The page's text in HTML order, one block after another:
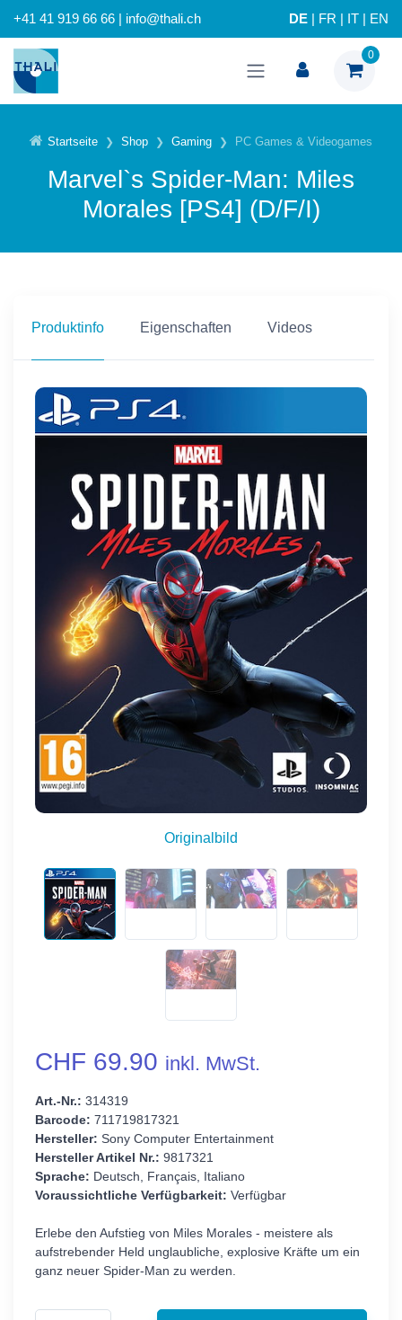
+41 41 919 66 66 | info@thali.ch DE FR IT EN
0
Startseite Shop Gaming PC Games & Videogames
Marvel`s Spider-Man: Miles
Morales [PS4] (D/F/I)
Produktinfo Eigenschaften Videos
Originalbild
CHF 69.90 inkl. MwSt.
Art.-Nr.: 314319
Barcode: 711719817321
Hersteller: Sony Computer Entertainment
Hersteller Artikel Nr.: 9817321
Sprache: Deutsch, Français, Italiano
Voraussichtliche Verfügbarkeit: Verfügbar
Erlebe den Aufstieg von Miles Morales - meistere als
aufstrebender Held unglaubliche, explosive Kräfte um ein
ganz neuer Spider-Man zu werden.